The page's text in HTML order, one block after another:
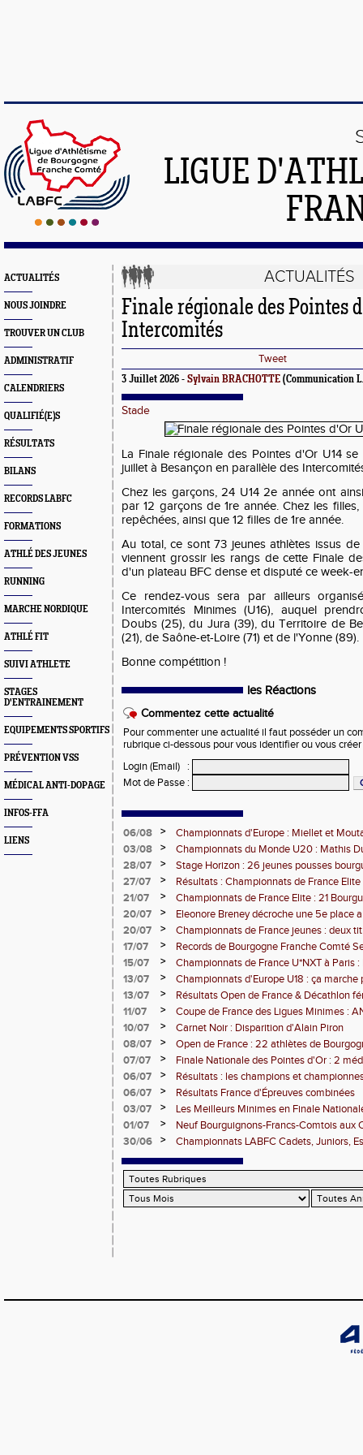
LIGUE
ACTUALITÉS
NOUS JOINDRE
TROUVER UN CLUB
ADMINISTRATIF
CALENDRIERS
QUALIFIÉ(E)S
RÉSULTATS
BILANS
RECORDS LABFC
FORMATIONS
ATHLÉ DES JEUNES
RUNNING
MARCHE NORDIQUE
ATHLÉ FIT
SUIVI ATHLETE
STAGES
D'ENTRAINEMENT
EQUIPEMENTS SPORTIFS
PRÉVENTION VSS
MÉDICAL ANTI-DOPAGE
INFOS-FFA
LIENS
ACTUALITÉS
Finale régionale des Pointes
Intercomités
Tweet
3 Juillet 2026 - Sylvain BRACHOTTE (Communication
Stade
La Finale régionale des Pointes d'Or U14
juillet à Besançon en parallèle des
Chez les garçons, 24 U14 2e année ont
par 12 garçons de 1re année. Chez les
repêchées, ainsi que 12 filles de 1re année.
Au total, ce sont 73 jeunes athlètes issus
viennent grossir les rangs de cette Finale
d'un plateau BFC dense et disputé ce week-
Ce rendez-vous sera par ailleurs
Intercomités Minimes (U16), auquel
Doubs (25), du Jura (39), du Territoire de
(21), de Saône-et-Loire (71) et de l'Yonne (89).
Bonne compétition !
les Réactions
Commentez cette actualité
Pour commenter une actualité il faut posséder un
rubrique ci-dessous pour vous identifier ou vous
Login (Email)
:
Mot de Passe :
06/08 >
Championnats d'Europe : Miellet et
03/08
>
Championnats du Monde U20 : Mathis
3000m steeple
28/07 >
Stage Horizon : 26 jeunes pousses
comtoises retenues
27/07 >
Résultats : Championnats de France
21/07
>
Championnats de France Elite : 21
l'assaut d'Albi
20/07 >
Eleonore Breney décroche une 5e place
d'Europe U18
20/07 >
Championnats de France jeunes : deux
de médailles pour la BFC
17/07 >
Records de Bourgogne Franche Comté
15/07
>
Championnats de France U*NXT à Paris
Comté en force
13/07 >
Championnats d'Europe U18 : ça marche
13/07
>
Résultats Open de France & Décathlon
Bourguignons-Francs-Comtois sur le
11/07 >
Coupe de France des Ligues Minimes :
10/07
>
Carnet Noir : Disparition d'Alain Piron
08/07
>
Open de France : 22 athlètes de
clubs) engagés
07/07 >
Finale Nationale des Pointes d'Or : 2
DUC
06/07 >
Résultats : les champions et
Dijon
06/07 >
Résultats France d'Épreuves combinées
03/07
>
Les Meilleurs Minimes en Finale
01/07
>
Neuf Bourguignons-Francs-Comtois aux
d'épreuves combinées
30/06 >
Championnats LABFC Cadets, Juniors,